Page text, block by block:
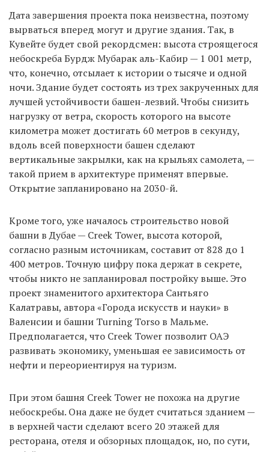
Дата завершения проекта пока неизвестна, поэтому
вырваться вперед могут и другие здания. Так, в
Кувейте будет свой рекордсмен: высота строящегося
небоскреба Бурдж Мубарак аль-Кабир — 1 001 метр,
что, конечно, отсылает к истории о тысяче и одной
ночи. Здание будет состоять из трех закрученных для
лучшей устойчивости башен-лезвий. Чтобы снизить
нагрузку от ветра, скорость которого на высоте
километра может достигать 60 метров в секунду,
вдоль всей поверхности башен сделают
вертикальные закрылки, как на крыльях самолета, —
такой прием в архитектуре применят впервые.
Открытие запланировано на 2030-й.
Кроме того, уже началось строительство новой
башни в Дубае — Creek Tower, высота которой,
согласно разным источникам, составит от 828 до 1
400 метров. Точную цифру пока держат в секрете,
чтобы никто не запланировал постройку выше. Это
проект знаменитого архитектора Сантьяго
Калатравы, автора «Города искусств и науки» в
Валенсии и башни Turning Torso в Мальме.
Предполагается, что Creek Tower позволит ОАЭ
развивать экономику, уменьшая ее зависимость от
нефти и переориентируя на туризм.
При этом башня Creek Tower не похожа на другие
небоскребы. Она даже не будет считаться зданием —
в верхней части сделают всего 20 этажей для
ресторана, отеля и обзорных площадок, но, по сути,